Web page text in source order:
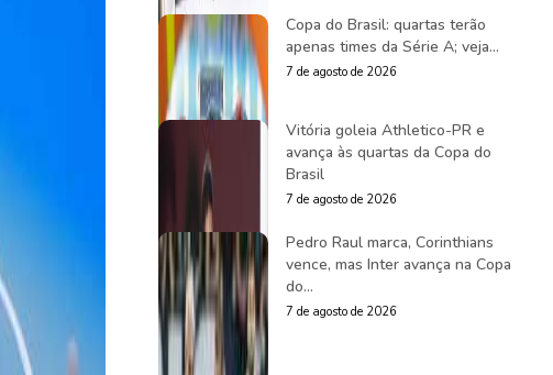
Copa do Brasil: quartas terão
apenas times da Série A; veja...
7 de agosto de 2026
Vitória goleia Athletico-PR e
avança às quartas da Copa do
Brasil
7 de agosto de 2026
Pedro Raul marca, Corinthians
vence, mas Inter avança na Copa
do...
7 de agosto de 2026